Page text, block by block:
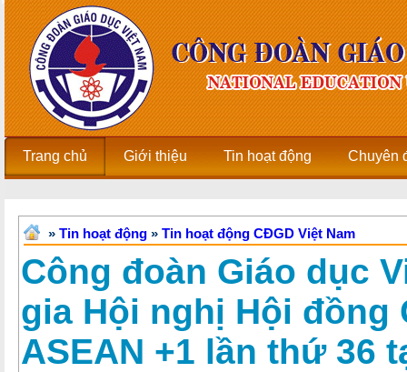
Trang chủ Giới thiệu Tin hoạt động Chuyên
» Tin hoạt động » Tin hoạt động CĐGD Việt Nam
Công đoàn Giáo dục
gia Hội nghị Hội đồng
ASEAN +1 lần thứ 36